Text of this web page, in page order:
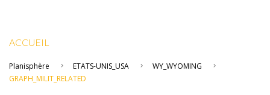
ACCUEIL
Planisphère ETATS-UNIS_USA
WY_WYOMING
GRAPH_MILIT_RELATED